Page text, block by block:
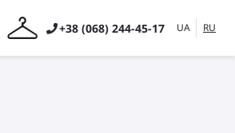
+38 (068) 244-45-17 UA RU